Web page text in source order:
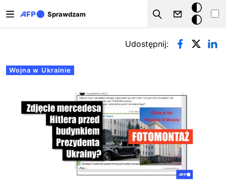
Sprawdzam
Szukaj
Tryb
ciemny
Zakładki podstawowe
Wojna w Ukrainie
Udostępnij: